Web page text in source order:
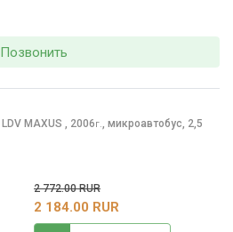
Позвонить
LDV MAXUS , 2006г. микроавтобус, 2,5
2 772.00 RUR
2 184.00 RUR